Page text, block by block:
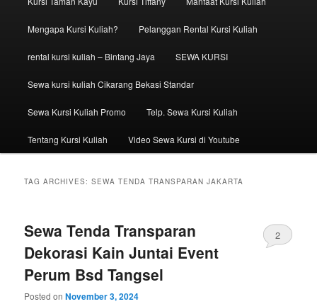
Mengapa Kursi Kuliah? Pelanggan Rental Kursi Kuliah
rental kursi kuliah – Bintang Jaya SEWA KURSI
Sewa kursi kuliah Cikarang Bekasi Standar
Sewa Kursi Kuliah Promo Telp. Sewa Kursi Kuliah
Tentang Kursi Kuliah Video Sewa Kursi di Youtube
TAG ARCHIVES:SEWA TENDA TRANSPARAN JAKARTA
Sewa Tenda Transparan
Dekorasi Kain Juntai Event
Perum Bsd Tangsel
Posted onNovember 3, 2024
2